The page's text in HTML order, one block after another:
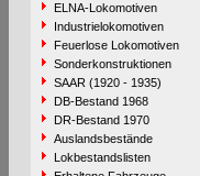
ELNA-Lokomotiven
Industrielokomotiven
Feuerlose Lokomotiven
Sonderkonstruktionen
SAAR (1920 - 1935)
DB-Bestand 1968
DR-Bestand 1970
Auslandsbestände
Lokbestandslisten